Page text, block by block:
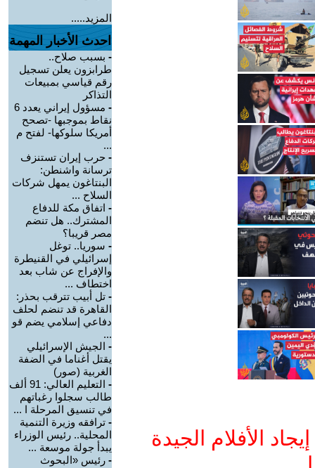
الأفلام الجيدة
المزيد.....
احدث الأخبار المهمة
- بسبب صلاح..
طرابزون يعلن تسجيل
رقم قياسي بمبيعات
التذاكر
-
مسؤول إيراني يعدد 6
نقاط بموجبها -تصحح
أمريكا سلوكها- لفتح م
...
- حرب إيران تستنزف
ترسانة واشنطن:
البنتاغون يمهل شركات
السلاح ...
- اتفاق مكة للدفاع
المشترك.. هل تنضم
مصر قريبا؟
- سوريا.. توغل
إسرائيلي في القنيطرة
والإفراج عن شاب بعد
اختطاف ...
- تل أبيب تترقب بحذر:
القاهرة قد تنضم لحلف
دفاعي إسلامي يضم قو
...
- الجيش الإسرائيلي
يقتل أغناما في الضفة
الغربية (صور)
-
التعليم العالي: 91 ألف
طالب سجلوا رغباتهم
في تنسيق المرحلة ا ...
- ترافقه وزيرة التنمية
المحلية.. رئيس الوزراء
يبدأ جولة موسعة ...
- رئيس «البحوث